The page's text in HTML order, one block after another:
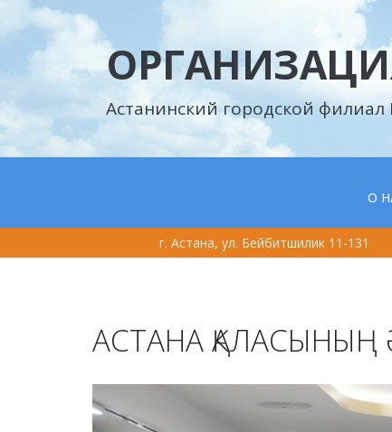
Астанинский городской
О
г. Астана, ул. Бейбитшилик 11-131
АСТАНА ҚАЛАСЫНЫҢ